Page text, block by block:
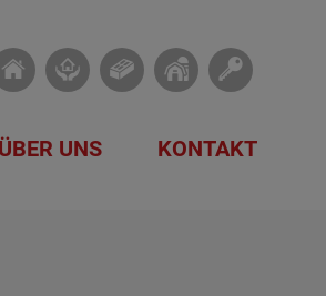
ÜBER UNS KONTAKT